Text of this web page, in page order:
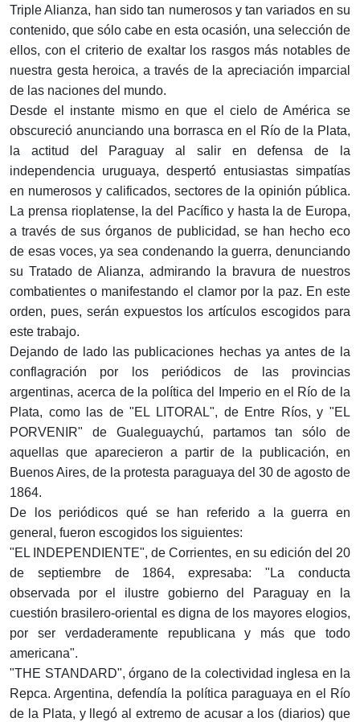
Triple Alianza, han sido tan numerosos y tan variados en su
contenido, que sólo cabe en esta ocasión, una selección de
ellos, con el criterio de exaltar los rasgos más notables de
nuestra gesta heroica, a través de la apreciación imparcial
de las naciones del mundo.
Desde el instante mismo en que el cielo de América se
obscureció anunciando una borrasca en el Río de la Plata,
la actitud del Paraguay al salir en defensa de la
independencia uruguaya, despertó entusiastas simpatías
en numerosos y calificados, sectores de la opinión pública.
La prensa rioplatense, la del Pacífico y hasta la de Europa,
a través de sus órganos de publicidad, se han hecho eco
de esas voces, ya sea condenando la guerra, denunciando
su Tratado de Alianza, admirando la bravura de nuestros
combatientes o manifestando el clamor por la paz. En este
orden, pues, serán expuestos los artículos escogidos para
este trabajo.
Dejando de lado las publicaciones hechas ya antes de la
conflagración por los periódicos de las provincias
argentinas, acerca de la política del Imperio en el Río de la
Plata, como las de "EL LITORAL", de Entre Ríos, y "EL
PORVENIR" de Gualeguaychú, partamos tan sólo de
aquellas que aparecieron a partir de la publicación, en
Buenos Aires, de la protesta paraguaya del 30 de agosto de
1864.
De los periódicos qué se han referido a la guerra en
general, fueron escogidos los siguientes:
"EL INDEPENDIENTE", de Corrientes, en su edición del 20
de septiembre de 1864, expresaba: "La conducta
observada por el ilustre gobierno del Paraguay en la
cuestión brasilero-oriental es digna de los mayores elogios,
por ser verdaderamente republicana y más que todo
americana".
"THE STANDARD", órgano de la colectividad inglesa en la
Repca. Argentina, defendía la política paraguaya en el Río
de la Plata, y llegó al extremo de acusar a los (diarios) que